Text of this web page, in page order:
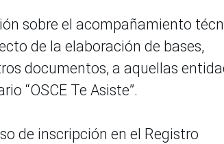
sobre el acompañamiento
de la elaboración de bases,
documentos, a aquellas
“OSCE Te Asiste”.
de inscripción en el Registro